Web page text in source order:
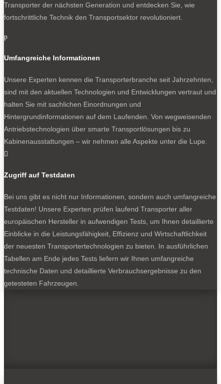
Transporter der nächsten Generation und entdecken Sie, wie
fortschrittliche Technik den Transportsektor revolutioniert.
p
Umfangreiche Informationen
Unsere Experten kennen die Transporterbranche seit Jahrzehnten,
sind mit den aktuellen Technologien und Entwicklungen vertraut und
halten Sie mit sachlichen Einordnungen und
Hintergrundinformationen auf dem Laufenden. Von wegweisenden
Antriebstechnologien über smarte Transportlösungen bis zu
Kabinenausstattungen – wir nehmen alle Aspekte unter die Lupe.

Zugriff auf Testdaten
Bei uns gibt es nicht nur Informationen, sondern auch umfangreiche
Testdaten! Unsere Experten prüfen laufend Transporter aller
europäischen Hersteller in aufwendigen Tests, um Ihnen detaillierte
Einblicke in die Leistungsfähigkeit, Effizienz und Wirtschaftlichkeit
der neuesten Transportertechnologien zu bieten. In ausführlichen
Tabellen am Ende jedes Tests liefern wir Ihnen umfangreiche
technische Daten und detaillierte Verbrauchsergebnisse zu den
getesteten Fahrzeugen.